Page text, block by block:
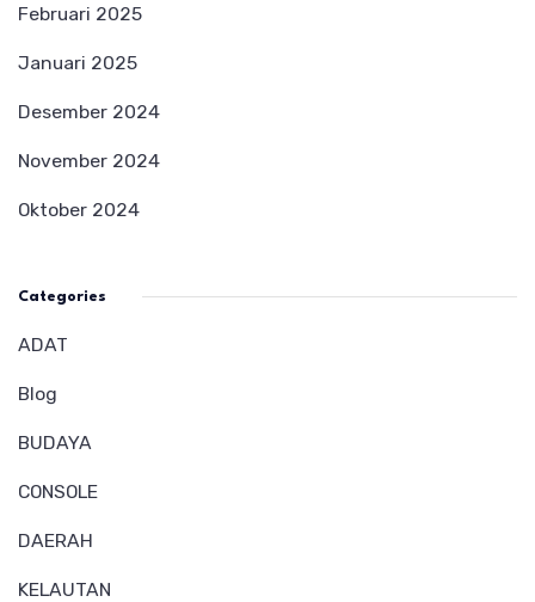
Februari 2025
Januari 2025
Desember 2024
November 2024
Oktober 2024
Categories
ADAT
Blog
BUDAYA
CONSOLE
DAERAH
KELAUTAN